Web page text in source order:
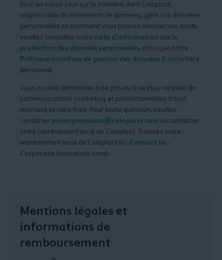
Pour en savoir plus sur la manière dont Coloplast,
responsable du traitement de données, gère vos données
personnelles et comment vous pouvez exercer vos droits,
veuillez consulter, notre note d’information sur la
protection des données personnelles, ainsi que notre
Politique mondiale de gestion des données à caractère
personnel.
Vous pouvez demander à ne pas ou à ne plus recevoir de
communications marketing et promotionnelles à tout
moment et sans frais. Pour toute question, veuillez
contacter privacyrequests@coloplast.com ou contacter
votre représentant local de Coloplast. Trouvez votre
représentant local de Coloplast ici : Contact us -
Corporate (coloplast.com).
Mentions légales et
informations de
remboursement